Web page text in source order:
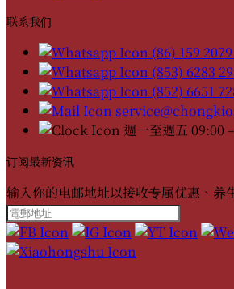
联系我们
(86) 159
(853) 6283
(852) 6651
週一至週五 09:00
订阅最新资讯
输入你的电邮地址以接收专属优惠、养
Please
empty.